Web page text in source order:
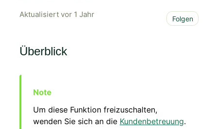
Aktualisiert vor 1 Jahr Folgen
Überblick
Um diese Funktion freizuschalten,
wenden Sie sich an die Kundenbetreuung.